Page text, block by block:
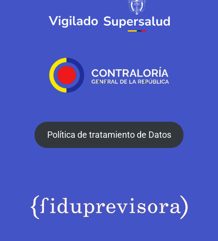
Política de tratamiento de Datos